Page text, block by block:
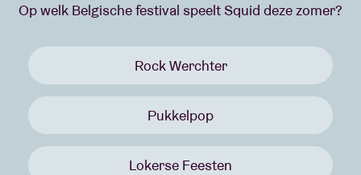
Op welk Belgische festival speelt Squid deze zomer?
Rock Werchter
Pukkelpop
Lokerse Feesten